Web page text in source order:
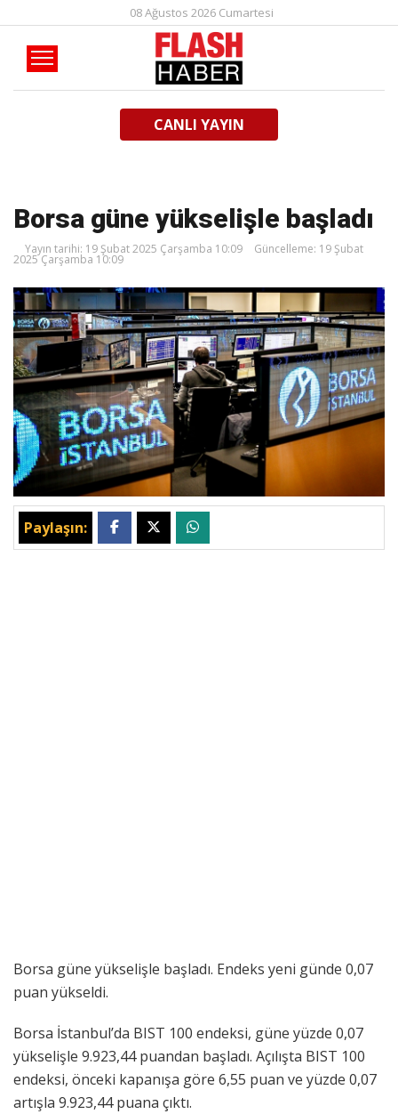
08 Ağustos 2026 Cumartesi
CANLI YAYIN
Borsa güne yükselişle başladı
Yayın tarihi: 19 Şubat 2025 Çarşamba 10:09 Güncelleme: 19 Şubat
2025 Çarşamba 10:09
Paylaşın:
Borsa güne yükselişle başladı. Endeks yeni günde 0,07
puan yükseldi.
Borsa İstanbul’da BIST 100 endeksi, güne yüzde 0,07
yükselişle 9.923,44 puandan başladı. Açılışta BIST 100
endeksi, önceki kapanışa göre 6,55 puan ve yüzde 0,07
artışla 9.923,44 puana çıktı.